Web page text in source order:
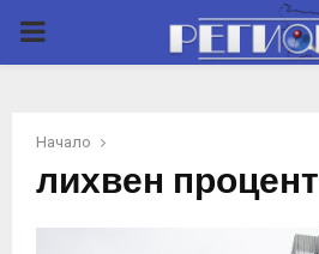
P
M
Начало
лихвен процент